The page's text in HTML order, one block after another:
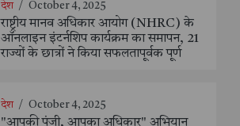
देश / October 4, 2025
राष्ट्रीय मानव अधिकार आयोग (NHRC) के
ऑनलाइन इंटर्नशिप कार्यक्रम का समापन, 21
राज्यों के छात्रों ने किया सफलतापूर्वक पूर्ण
देश / October 4, 2025
"आपकी पूंजी, आपका अधिकार" अभियान